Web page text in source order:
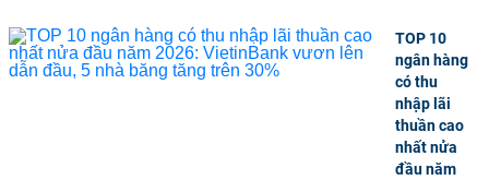
TOP 10
ngân hàng
có thu
nhập lãi
thuần cao
nhất nửa
đầu năm